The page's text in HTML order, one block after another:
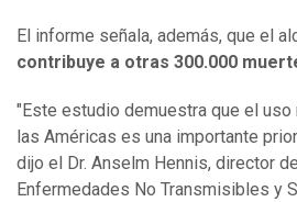
El informe señala, además, que el
contribuye a otras 300.000
"Este estudio demuestra que el uso
las Américas es una importante
dijo el Dr. Anselm Hennis, director
Enfermedades No Transmisibles y